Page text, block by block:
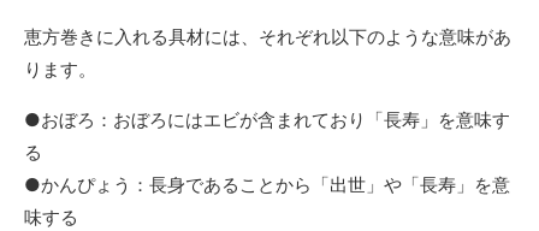
恵方巻きに入れる具材には、それぞれ以下のような意味があ
ります。
●おぼろ：おぼろにはエビが含まれており「長寿」を意味す
る
●かんぴょう：長身であることから「出世」や「長寿」を意
味する